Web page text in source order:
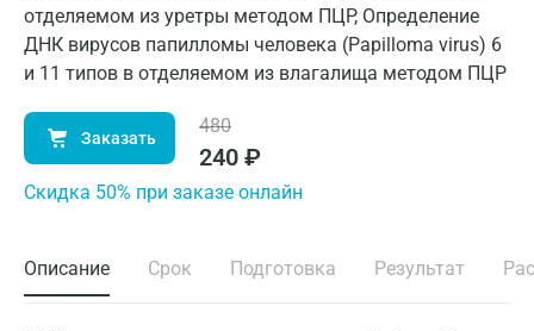
отделяемом из уретры методом ПЦР, Определение
ДНК вирусов папилломы человека (Papilloma virus) 6
и 11 типов в отделяемом из влагалища методом ПЦР
Заказать
480
240 ₽
Cкидка 50% при заказе онлайн
Описание Срок Подготовка Результат